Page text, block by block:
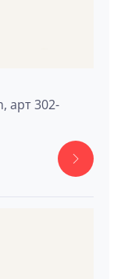
арт 302-